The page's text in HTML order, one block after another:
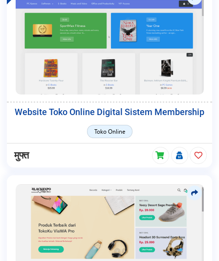
Website Toko Online Digital Sistem Membership
Toko Online
मुफ्त